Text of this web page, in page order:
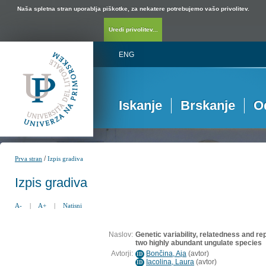
Naša spletna stran uporablja piškotke, za nekatere potrebujemo vašo privolitev.
Uredi privolitev...
ENG
Iskanje Brskanje
Prva stran /Izpis gradiva
Izpis gradiva
A- | A+ | Natisni
Naslov: Genetic variability, relatedness and
two highly abundant ungulate species
Avtorji: ID Bončina, Aja (avtor)
ID Iacolina, Laura (avtor)